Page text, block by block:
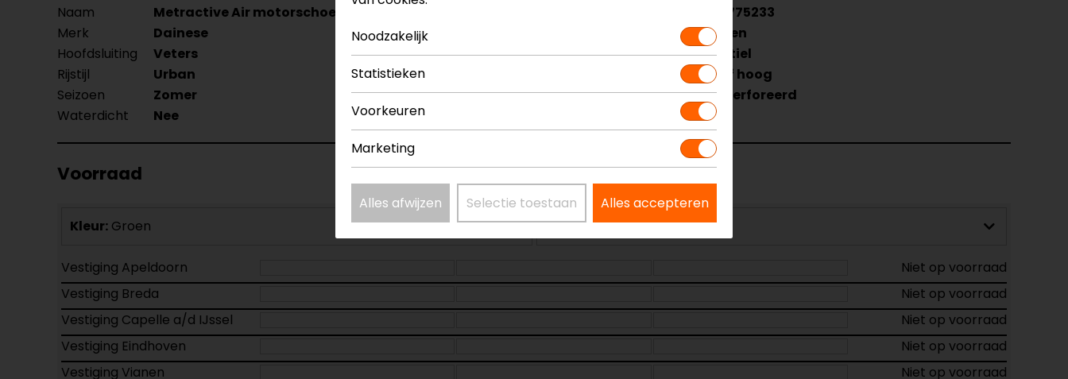
Naam Metractive Air motorschoenen
201775233
Merk
Dainese
Groen
Hoofdsluiting
Veters Materiaal
Textiel
Rijstijl
Urban Schachthoogte
Half hoog
Seizoen
Zomer Ventilatie
Geperforeerd
Waterdicht
Nee
Voorraad
Kleur: Groen Maat:39
Vestiging Apeldoorn
Niet op voorraad
Vestiging Breda
Niet op voorraad
Vestiging Capelle a/d IJssel
Niet op voorraad
Vestiging Eindhoven
Niet op voorraad
Vestiging Vianen
Niet op voorraad
Noodzakelijk
Statistieken
Voorkeuren
Marketing
Alles afwijzen Selectie toestaan Alles accepteren